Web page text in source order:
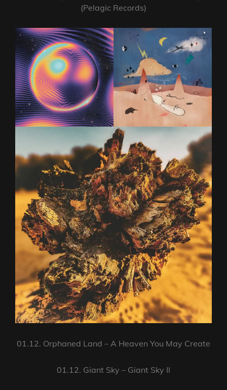
(Pelagic Records)
01.12. Orphaned Land – A Heaven You May Create
01.12. Giant Sky – Giant Sky II